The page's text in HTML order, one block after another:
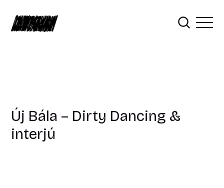
Új Bála – Dirty Dancing &
interjú